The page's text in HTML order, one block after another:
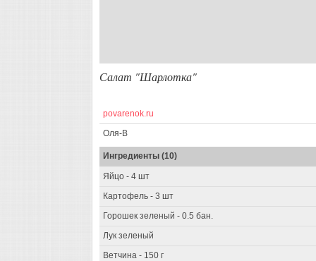
Салат "Шарлотка"
povarenok.ru
Оля-В
Ингредиенты (10)
Яйцо - 4 шт
Картофель - 3 шт
Горошек зеленый - 0.5 бан.
Лук зеленый
Ветчина - 150 г